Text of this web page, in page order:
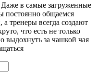
в самые загруженные
постоянно общаемся
тренеры всегда создают
что есть не только
выдохнуть за чашкой чая